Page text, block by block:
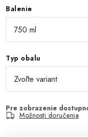
Balenie
Typ obalu
Možnosti doručenia